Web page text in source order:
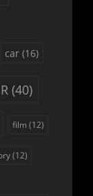
car(16)
(40)
film (12)
(12)